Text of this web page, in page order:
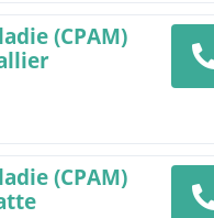
(CPAM)
(CPAM)